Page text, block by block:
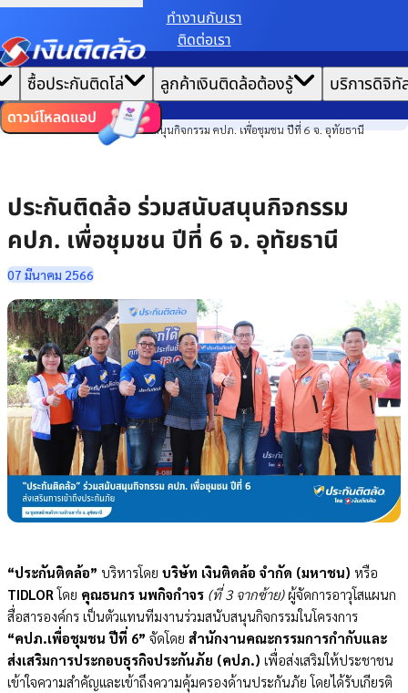
ทํางานกับเรา
ติดต่อเรา
|
ไทย EN
ซื้อประกันติดโล่ ลูกค้าเงินติดล้อต้องรู้ บริการดิจิทั
ดาวน์โหลดแอป
หน้าแรก
ข่าวสาร
องค์กร
ประกันติดล้อ ร่วมสนับสนุนกิจกรรม คปภ. เพื่อชุมชน ปีที่ 6 จ. อุทัยธานี
ประกันติดล้อ ร่วมสนับสนุนกิจกรรม
คปภ. เพื่อชุมชน ปีที่ 6 จ. อุทัยธานี
07 มีนาคม 2566
“ประกันติดล้อ” บริหารโดย บริษัท เงินติดล้อ จำกัด (มหาชน) หรือ
TIDLOR โดย คุณธนกร นพกิจกำจร (ที่ 3 จากซ้าย)ผู้จัดการอาวุโสแผนก
สื่อสารองค์กร เป็นตัวแทนทีมงานร่วมสนับสนุนกิจกรรมในโครงการ
“คปภ.เพื่อชุมชนปีที่ 6” จัดโดย สำนักงานคณะกรรมการกำกับและ
ส่งเสริมการประกอบธุรกิจประกันภัย (คปภ.) เพื่อส่งเสริมให้ประชาชน
เข้าใจความสำคัญและเข้าถึงความคุ้มครองด้านประกันภัย โดยได้รับเกียรติ
เราขอเก็บข้อมูลตาม นโยบายการใช้คุกกี้ เพื่อมอบประสบการณ์การใช้งานเว็บไซต์ที่ดีที่สุดให้
คุณ
ตั้งค่าคุกกี้ ยอมรับคุกกี้ทั้งหมด